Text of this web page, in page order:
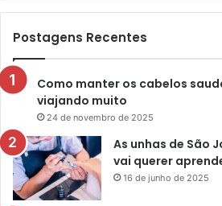
Postagens Recentes
Como manter os cabelos
viajando muito
24 de novembro de 2025
As unhas de São
vai querer
16 de junho de 2025